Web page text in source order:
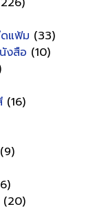
แฟ้ม (33)
งสือ (10)
(16)
(9)
(20)